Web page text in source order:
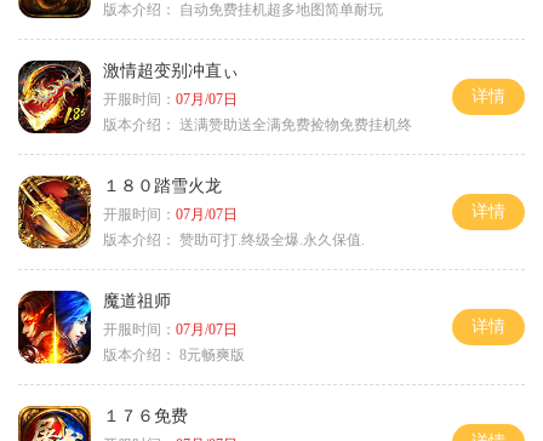
版本介绍：
自动免费挂机超多地图简单耐玩
激情超变别冲直ぃ
开服时间： 07月/07日
版本介绍： 送满赞助送全满免费捡物免费挂机终
详情
１８０踏雪火龙
开服时间： 07月/07日
版本介绍： 赞助可打.终级全爆.永久保值.
详情
魔道祖师
开服时间： 07月/07日
版本介绍： 8元畅爽版
详情
１７６免费